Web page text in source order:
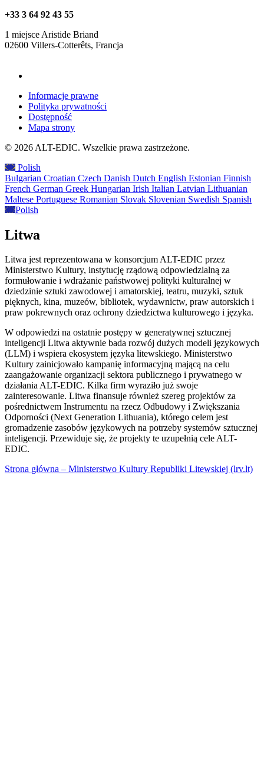
+33 3 64 92 43 55
1 miejsce Aristide Briand
02600 Villers-Cotterêts, Francja
Informacje prawne
Polityka prywatności
Dostępność
Mapa strony
© 2026 ALT-EDIC. Wszelkie prawa zastrzeżone.
Polish
Bulgarian Croatian Czech Danish Dutch English Estonian Finnish
French German Greek Hungarian Irish Italian Latvian Lithuanian
Maltese Portuguese Romanian Slovak Slovenian Swedish Spanish
Polish
Litwa
Litwa jest reprezentowana w konsorcjum ALT-EDIC przez
Ministerstwo Kultury, instytucję rządową odpowiedzialną za
formułowanie i wdrażanie państwowej polityki kulturalnej w
dziedzinie sztuki zawodowej i amatorskiej, teatru, muzyki, sztuk
pięknych, kina, muzeów, bibliotek, wydawnictw, praw autorskich i
praw pokrewnych oraz ochrony dziedzictwa kulturowego i języka.
W odpowiedzi na ostatnie postępy w generatywnej sztucznej
inteligencji Litwa aktywnie bada rozwój dużych modeli językowych
(LLM) i wspiera ekosystem języka litewskiego. Ministerstwo
Kultury zainicjowało kampanię informacyjną mającą na celu
zaangażowanie organizacji sektora publicznego i prywatnego w
działania ALT-EDIC. Kilka firm wyraziło już swoje
zainteresowanie. Litwa finansuje również szereg projektów za
pośrednictwem Instrumentu na rzecz Odbudowy i Zwiększania
Odporności (Next Generation Lithuania), którego celem jest
gromadzenie zasobów językowych na potrzeby systemów sztucznej
inteligencji. Przewiduje się, że projekty te uzupełnią cele ALT-
EDIC.
Strona główna – Ministerstwo Kultury Republiki Litewskiej (lrv.lt)